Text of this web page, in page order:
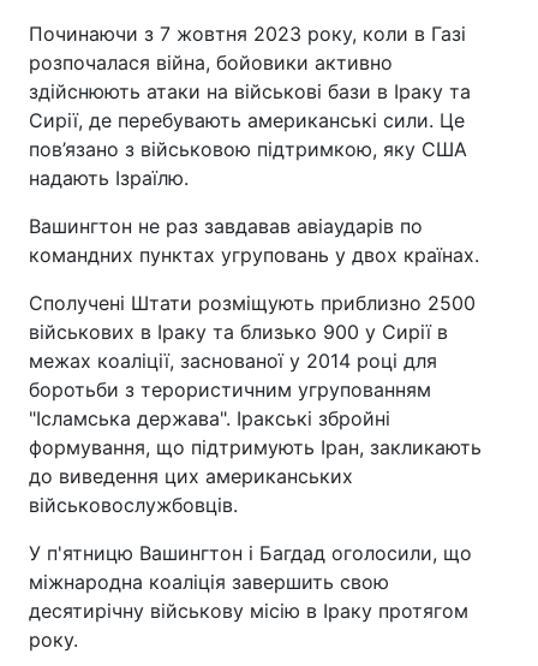
Починаючи з 7 жовтня 2023 року, коли в Газі
розпочалася війна, бойовики активно
здійснюють атаки на військові бази в Іраку та
Сирії, де перебувають американські сили. Це
пов’язано з військовою підтримкою, яку США
надають Ізраїлю.
Вашингтон не раз завдавав авіаударів по
командних пунктах угруповань у двох країнах.
Сполучені Штати розміщують приблизно 2500
військових в Іраку та близько 900 у Сирії в
межах коаліції, заснованої у 2014 році для
боротьби з терористичним угрупованням
"Ісламська держава". Іракські збройні
формування, що підтримують Іран, закликають
до виведення цих американських
військовослужбовців.
У п'ятницю Вашингтон і Багдад оголосили, що
міжнародна коаліція завершить свою
десятирічну військову місію в Іраку протягом
року.